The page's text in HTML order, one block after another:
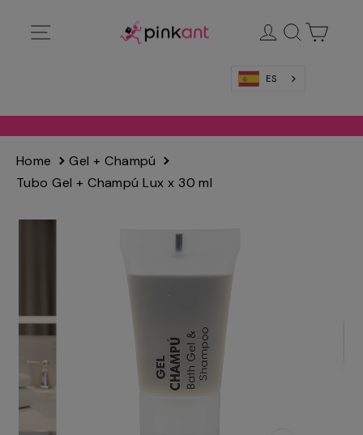
directamente
Ingresar
Buscar
ES
Home
Gel + Champú
Tubo Gel + Champú Lux x 30 ml